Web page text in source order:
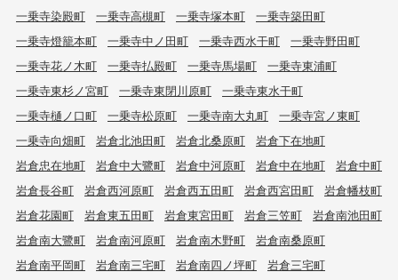
一乗寺染殿町
一乗寺高槻町 一乗寺塚本町
一乗寺築田町
一乗寺燈籠本町
一乗寺中ノ田町 一乗寺西水干町
一乗寺野田町
一乗寺花ノ木町
一乗寺払殿町 一乗寺馬場町
一乗寺東浦町
一乗寺東杉ノ宮町
一乗寺東閉川原町
一乗寺東水干町
一乗寺樋ノ口町
一乗寺松原町 一乗寺南大丸町
一乗寺宮ノ東町
一乗寺向畑町
岩倉北池田町 岩倉北桑原町
岩倉下在地町
岩倉忠在地町
岩倉中大鷺町 岩倉中河原町 岩倉中在地町
岩倉中町
岩倉長谷町
岩倉西河原町 岩倉西五田町 岩倉西宮田町
岩倉幡枝町
岩倉花園町
岩倉東五田町 岩倉東宮田町 岩倉三笠町
岩倉南池田町
岩倉南大鷺町
岩倉南河原町 岩倉南木野町
岩倉南桑原町
岩倉南平岡町
岩倉南三宅町 岩倉南四ノ坪町
岩倉三宅町